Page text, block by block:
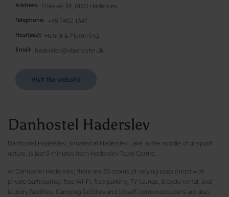
Address Erlevvej 34, 6100 Haderslev
Telephone +45 7452 1347
Host(ess) Henrik & Flemming
Email haderslev@danhostel.dk
Visit the website
Danhostel Haderslev
Danhostel Haderslev, situated at Haderslev Lake in the middle of unspoilt
nature, is just 5 minutes from Haderslev Town Centre.
At Danhostel Haderslev, there are 30 rooms of varying sizes (most with
private bathrooms), free Wi-Fi, free parking, TV lounge, bicycle rental, and
laundry facilities. Camping facilities and 10 self-contained cabins are also